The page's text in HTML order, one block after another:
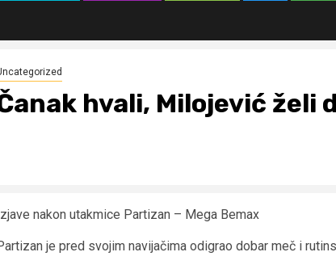
hvali, Milojević želi
nakon utakmice Partizan – Mega Bemax
je pred svojim navijačima odigrao dobar meč i